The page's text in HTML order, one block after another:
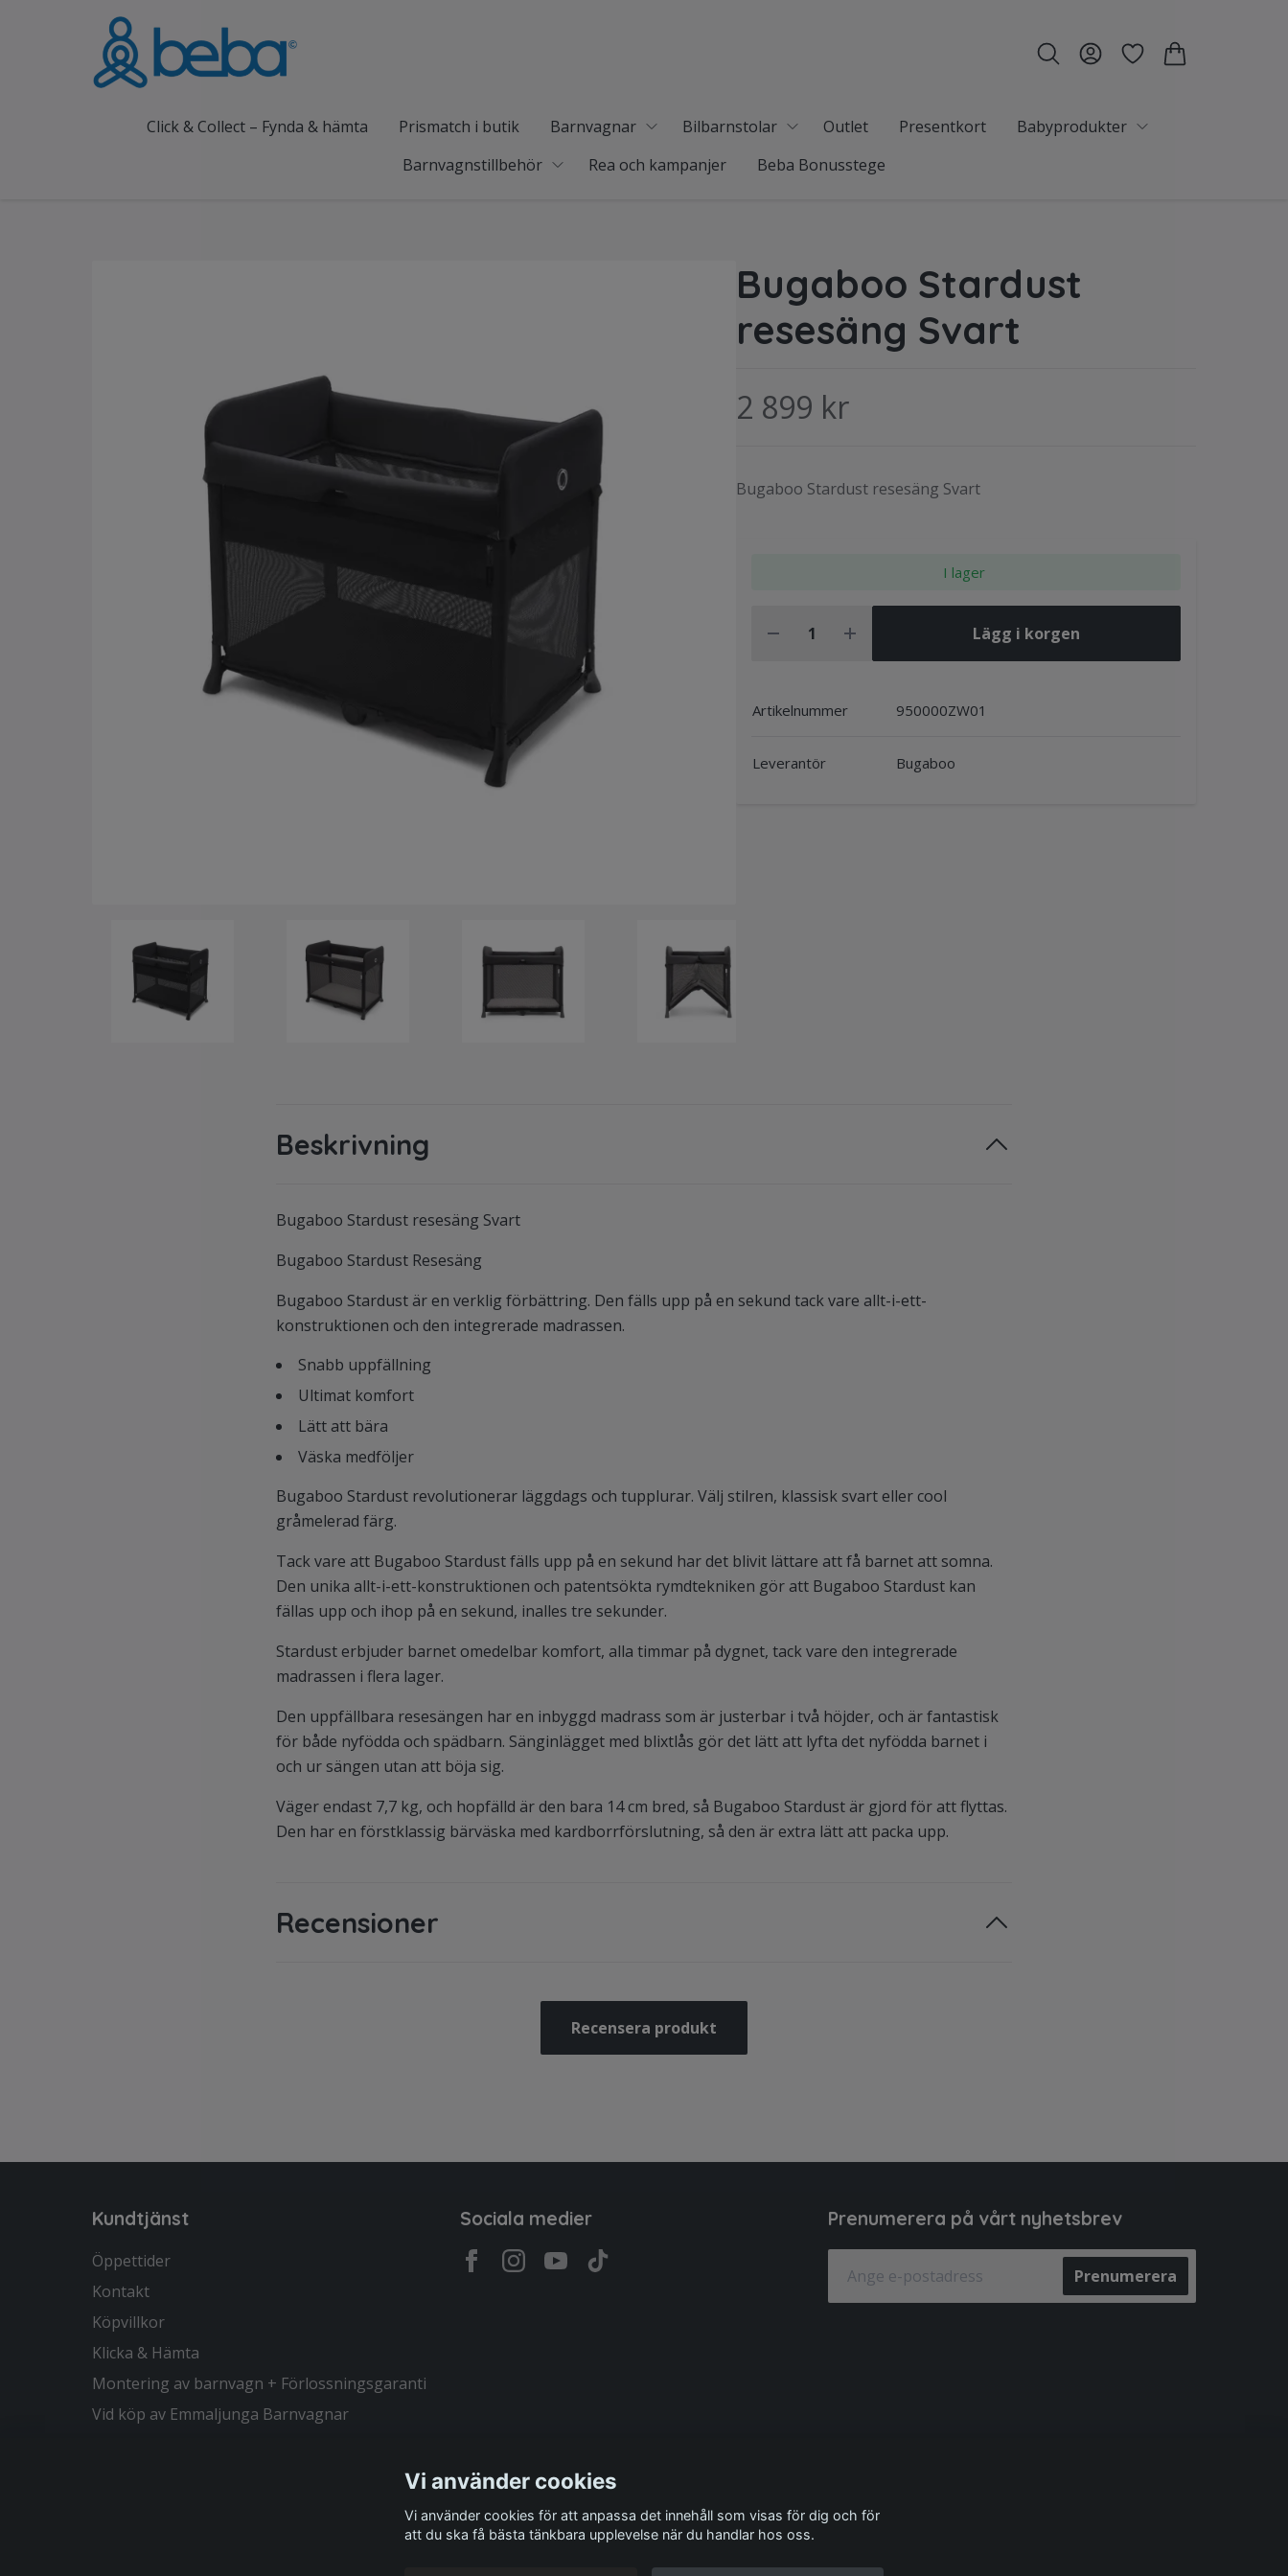
Click & Collect – Fynda & hämta Prismatch i butik Barnvagnar Bilbarnstolar Outlet Presentkort
Babyprodukter
Barnvagnstillbehör
Rea och kampanjer Beba Bonusstege
Bugaboo Stardust
resesäng Svart
2 899 kr
Bugaboo Stardust resesäng Svart
I lager
Lägg i korgen
Artikelnummer 950000ZW01
Leverantör Bugaboo
Beskrivning
Bugaboo Stardust resesäng Svart
Bugaboo Stardust Resesäng
Bugaboo Stardust är en verklig förbättring. Den fälls upp på en sekund tack vare allt-i-ett-
konstruktionen och den integrerade madrassen.
Snabb uppfällning
Ultimat komfort
Lätt att bära
Väska medföljer
Bugaboo Stardust revolutionerar läggdags och tupplurar. Välj stilren, klassisk svart eller cool
gråmelerad färg.
Tack vare att Bugaboo Stardust fälls upp på en sekund har det blivit lättare att få barnet att somna.
Den unika allt-i-ett-konstruktionen och patentsökta rymdtekniken gör att Bugaboo Stardust kan
fällas upp och ihop på en sekund, inalles tre sekunder.
Stardust erbjuder barnet omedelbar komfort, alla timmar på dygnet, tack vare den integrerade
madrassen i flera lager.
Den uppfällbara resesängen har en inbyggd madrass som är justerbar i två höjder, och är fantastisk
för både nyfödda och spädbarn. Sänginlägget med blixtlås gör det lätt att lyfta det nyfödda barnet i
och ur sängen utan att böja sig.
Väger endast 7,7 kg, och hopfälld är den bara 14 cm bred, så Bugaboo Stardust är gjord för att flyttas.
Den har en förstklassig bärväska med kardborrförslutning, så den är extra lätt att packa upp.
Recensioner
Recensera produkt
Kundtjänst
Öppettider
Kontakt
Köpvillkor
Klicka & Hämta
Montering av barnvagn + Förlossningsgaranti
Vid köp av Emmaljunga Barnvagnar
Sociala medier Prenumerera på vårt nyhetsbrev
Prenumerera
Vi använder cookies
Vi använder cookies för att anpassa det innehåll som visas för dig och för
att du ska få bästa tänkbara upplevelse när du handlar hos oss.